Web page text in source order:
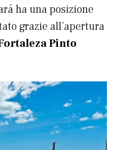
ha una posizione
grazie all’apertura
Pinto